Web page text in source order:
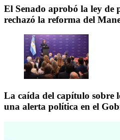
El Senado aprobó la ley de
rechazó la reforma del
La caída del capítulo sobre
una alerta política en el